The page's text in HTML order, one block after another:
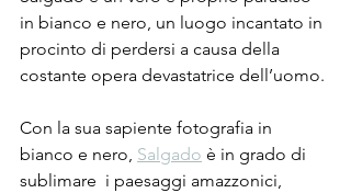
in bianco e nero, un luogo incantato in
procinto di perdersi a causa della
costante opera devastatrice dell’uomo.
Con la sua sapiente fotografia in
bianco e nero, Salgado è in grado di
sublimare  i paesaggi amazzonici,